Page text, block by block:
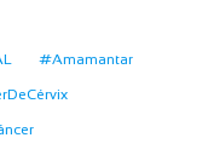
#Amamantar